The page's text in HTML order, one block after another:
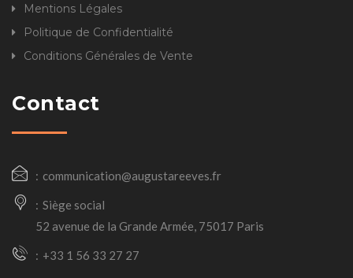
Mentions Légales
Politique de Confidentialité
Conditions Générales de Vente
Contact
communication@augustareeves.fr
Siège social
52 avenue de la Grande Armée, 75017 Paris
+33 1 56 33 27 27